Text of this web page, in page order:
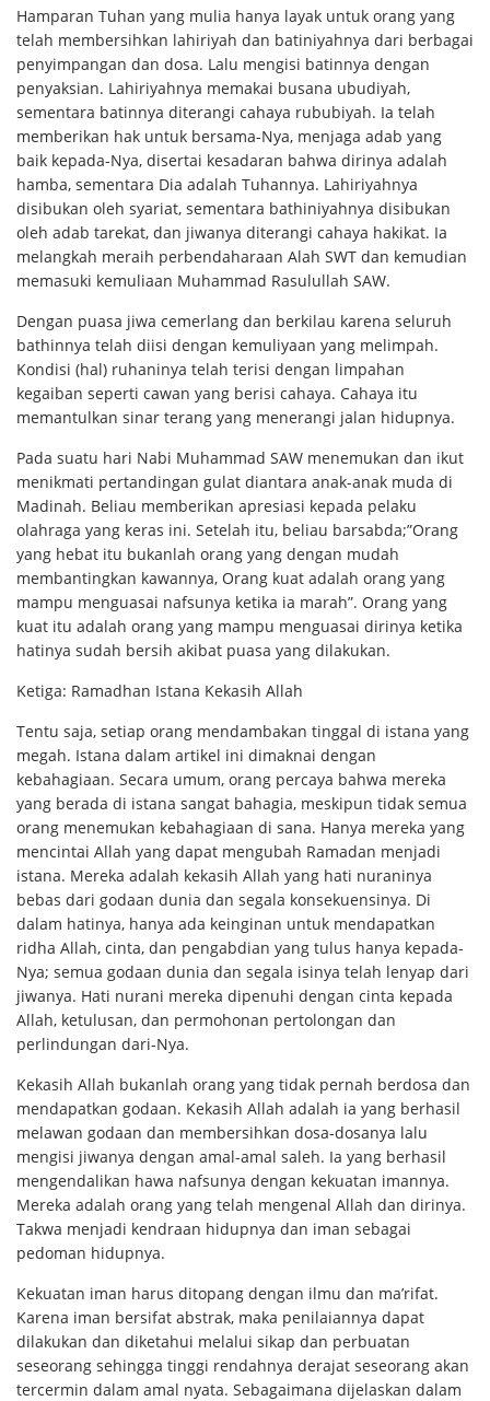
Hamparan Tuhan yang mulia hanya layak untuk orang yang
telah membersihkan lahiriyah dan batiniyahnya dari berbagai
penyimpangan dan dosa. Lalu mengisi batinnya dengan
penyaksian. Lahiriyahnya memakai busana ubudiyah,
sementara batinnya diterangi cahaya rububiyah. Ia telah
memberikan hak untuk bersama-Nya, menjaga adab yang
baik kepada-Nya, disertai kesadaran bahwa dirinya adalah
hamba, sementara Dia adalah Tuhannya. Lahiriyahnya
disibukan oleh syariat, sementara bathiniyahnya disibukan
oleh adab tarekat, dan jiwanya diterangi cahaya hakikat. Ia
melangkah meraih perbendaharaan Alah SWT dan kemudian
memasuki kemuliaan Muhammad Rasulullah SAW.
Dengan puasa jiwa cemerlang dan berkilau karena seluruh
bathinnya telah diisi dengan kemuliyaan yang melimpah.
Kondisi (hal) ruhaninya telah terisi dengan limpahan
kegaiban seperti cawan yang berisi cahaya. Cahaya itu
memantulkan sinar terang yang menerangi jalan hidupnya.
Pada suatu hari Nabi Muhammad SAW menemukan dan ikut
menikmati pertandingan gulat diantara anak-anak muda di
Madinah. Beliau memberikan apresiasi kepada pelaku
olahraga yang keras ini. Setelah itu, beliau barsabda;”Orang
yang hebat itu bukanlah orang yang dengan mudah
membantingkan kawannya, Orang kuat adalah orang yang
mampu menguasai nafsunya ketika ia marah”. Orang yang
kuat itu adalah orang yang mampu menguasai dirinya ketika
hatinya sudah bersih akibat puasa yang dilakukan.
Ketiga: Ramadhan Istana Kekasih Allah
Tentu saja, setiap orang mendambakan tinggal di istana yang
megah. Istana dalam artikel ini dimaknai dengan
kebahagiaan. Secara umum, orang percaya bahwa mereka
yang berada di istana sangat bahagia, meskipun tidak semua
orang menemukan kebahagiaan di sana. Hanya mereka yang
mencintai Allah yang dapat mengubah Ramadan menjadi
istana. Mereka adalah kekasih Allah yang hati nuraninya
bebas dari godaan dunia dan segala konsekuensinya. Di
dalam hatinya, hanya ada keinginan untuk mendapatkan
ridha Allah, cinta, dan pengabdian yang tulus hanya kepada-
Nya; semua godaan dunia dan segala isinya telah lenyap dari
jiwanya. Hati nurani mereka dipenuhi dengan cinta kepada
Allah, ketulusan, dan permohonan pertolongan dan
perlindungan dari-Nya.
Kekasih Allah bukanlah orang yang tidak pernah berdosa dan
mendapatkan godaan. Kekasih Allah adalah ia yang berhasil
melawan godaan dan membersihkan dosa-dosanya lalu
mengisi jiwanya dengan amal-amal saleh. Ia yang berhasil
mengendalikan hawa nafsunya dengan kekuatan imannya.
Mereka adalah orang yang telah mengenal Allah dan dirinya.
Takwa menjadi kendraan hidupnya dan iman sebagai
pedoman hidupnya.
Kekuatan iman harus ditopang dengan ilmu dan ma’rifat.
Karena iman bersifat abstrak, maka penilaiannya dapat
dilakukan dan diketahui melalui sikap dan perbuatan
seseorang sehingga tinggi rendahnya derajat seseorang akan
tercermin dalam amal nyata. Sebagaimana dijelaskan dalam